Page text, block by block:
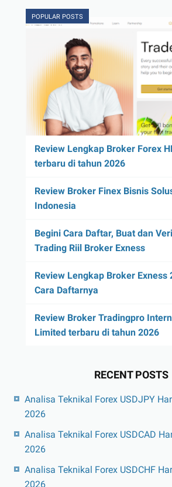
POPULAR POSTS
Review Lengkap Broker Forex
terbaru di tahun 2026
Review Broker Finex Bisnis
Indonesia
Begini Cara Daftar, Buat dan
Trading Riil Broker Exness
Review Lengkap Broker Exness
Cara Daftarnya
Review Broker Tradingpro
Limited terbaru di tahun 2026
RECENT POSTS
Analisa Teknikal Forex USDJPY
2026
Analisa Teknikal Forex USDCAD
2026
Analisa Teknikal Forex USDCHF
2026